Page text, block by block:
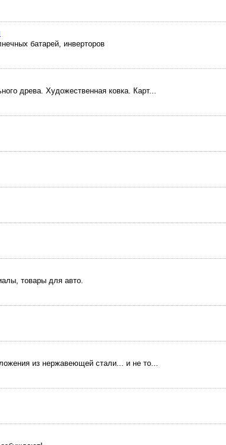
батарей, инверторов
древа. Художественная ковка. Карт...
товары для авто.
из нержавеющей стали... и не то...